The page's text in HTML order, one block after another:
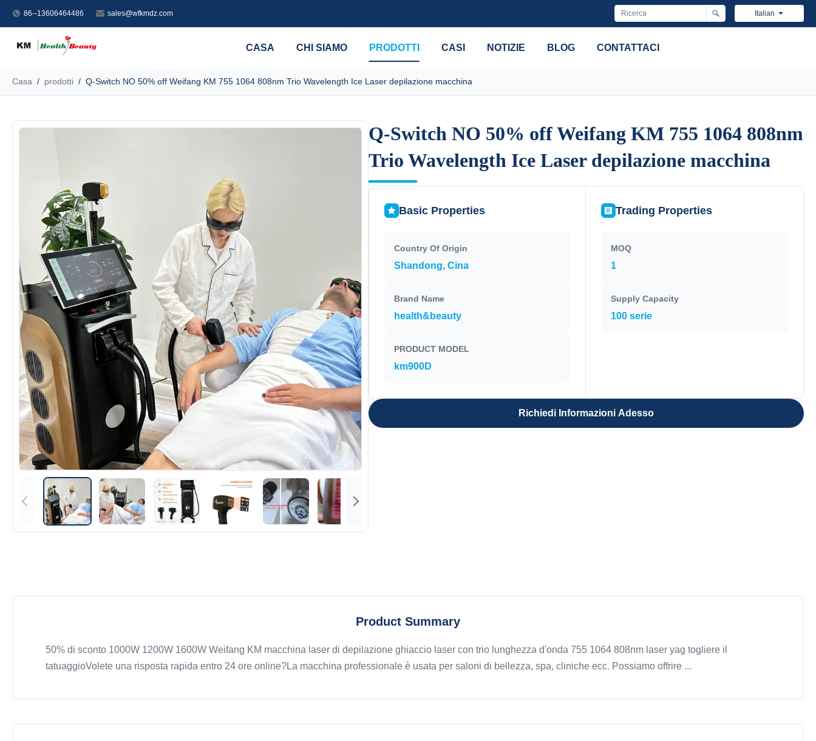
86--13606464486 sales@wfkmdz.com Italian
CASA CHI SIAMO PRODOTTI CASI NOTIZIE BLOG CONTATTACI
Casa / prodotti / Q-Switch NO 50% off Weifang KM 755 1064 808nm Trio Wavelength Ice Laser depilazione macchina
Q-Switch NO 50% off Weifang KM 755 1064 808nm
Trio Wavelength Ice Laser depilazione macchina
Q-Switch NO 50% off Weifang KM 755 1064 808nm
Trio Wavelength Ice Laser depilazione macchina
Basic Properties
Country Of Origin
Shandong, Cina
Brand Name
health&beauty
PRODUCT MODEL
km900D
Trading Properties
MOQ
1
Supply Capacity
100 serie
Richiedi Informazioni Adesso
Product Summary
50% di sconto 1000W 1200W 1600W Weifang KM macchina laser di depilazione ghiaccio laser con trio lunghezza d'onda 755 1064 808nm laser yag togliere il
tatuaggioVolete una risposta rapida entro 24 ore online?La macchina professionale è usata per saloni di bellezza, spa, cliniche ecc. Possiamo offrire ...